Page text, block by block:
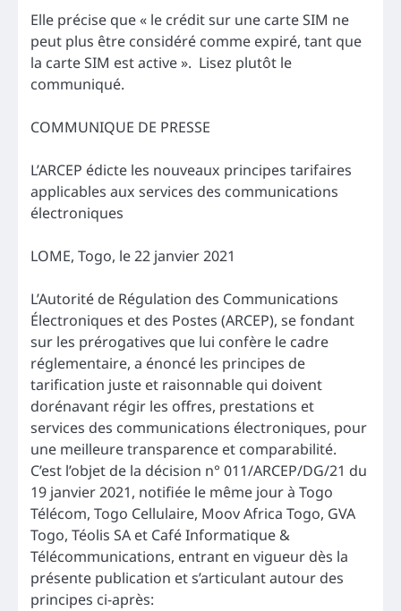
Elle précise que « le crédit sur une carte SIM ne
peut plus être considéré comme expiré, tant que
la carte SIM est active ». Lisez plutôt le
communiqué.
COMMUNIQUE DE PRESSE
L’ARCEP édicte les nouveaux principes tarifaires
applicables aux services des communications
électroniques
LOME, Togo, le 22 janvier 2021
L’Autorité de Régulation des Communications
Électroniques et des Postes (ARCEP), se fondant
sur les prérogatives que lui confère le cadre
réglementaire, a énoncé les principes de
tarification juste et raisonnable qui doivent
dorénavant régir les offres, prestations et
services des communications électroniques, pour
une meilleure transparence et comparabilité.
C’est l’objet de la décision n° 011/ARCEP/DG/21 du
19 janvier 2021, notifiée le même jour à Togo
Télécom, Togo Cellulaire, Moov Africa Togo, GVA
Togo, Téolis SA et Café Informatique &
Télécommunications, entrant en vigueur dès la
présente publication et s’articulant autour des
principes ci-après: